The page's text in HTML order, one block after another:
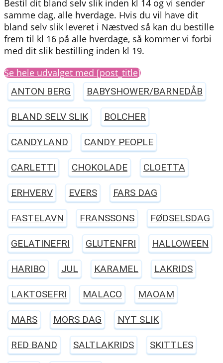
Bestil dit bland selv slik inden kl 14 og vi sender
samme dag, alle hverdage. Hvis du vil have dit
bland selv slik leveret i Næstved så kan du bestille
frem til kl 16 på alle hverdage, så kommer vi forbi
med dit slik bestilling inden kl 19.
Se hele udvalget med [post_title]
ANTON BERG BABYSHOWER/BARNEDÅB
BLAND SELV SLIK BOLCHER
CANDYLAND CANDY PEOPLE
CARLETTI CHOKOLADE CLOETTA
ERHVERV EVERS FARS DAG
FASTELAVN FRANSSONS FØDSELSDAG
GELATINEFRI GLUTENFRI HALLOWEEN
HARIBO JUL KARAMEL LAKRIDS
LAKTOSEFRI MALACO MAOAM
MARS MORS DAG NYT SLIK
RED BAND SALTLAKRIDS SKITTLES